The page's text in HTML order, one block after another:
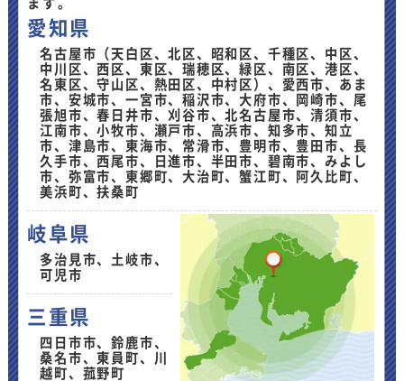
ます。
愛知県
名古屋市（天白区、北区、昭和区、千種区、中区、
中川区、西区、東区、瑞穂区、緑区、南区、港区、
名東区、守山区、熱田区、中村区）、愛西市、あま
市、安城市、一宮市、稲沢市、大府市、岡崎市、尾
張旭市、春日井市、刈谷市、北名古屋市、清須市、
江南市、小牧市、瀬戸市、高浜市、知多市、知立
市、津島市、東海市、常滑市、豊明市、豊田市、長
久手市、西尾市、日進市、半田市、碧南市、みよし
市、弥富市、東郷町、大治町、蟹江町、阿久比町、
美浜町、扶桑町
岐阜県
多治見市、土岐市、
可児市
三重県
四日市市、鈴鹿市、
桑名市、東員町、川
越町、菰野町